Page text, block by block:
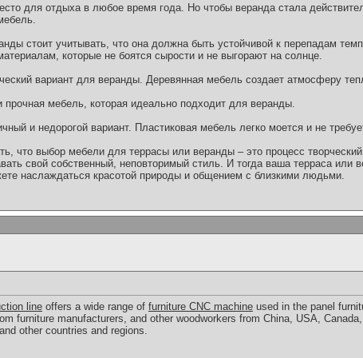
для отдыха в любое время года. Но чтобы веранда стала
стоит учитывать, что она должна быть устойчивой к перепадам
которые не боятся сырости и не выгорают на солнце.
вариант для веранды. Деревянная мебель создает атмосферу
прочная мебель, которая идеально подходит для веранды.
и недорогой вариант. Пластиковая мебель легко моется и не
что выбор мебели для террасы или веранды – это процесс
свой собственный, неповторимый стиль. И тогда ваша терраса
наслаждаться красотой природы и общением с близкими людьми.
line offers a wide range of furniture CNC machine used in the panel
furniture manufacturers, and other woodworkers from China, USA,
other countries and regions.